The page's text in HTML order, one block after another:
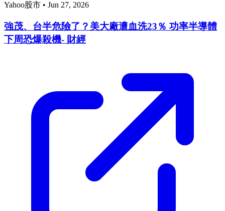
Yahoo股市 • Jun 27, 2026
強茂、台半危險了？美大廠遭血洗23％ 功率半導體
下周恐爆殺機- 財經